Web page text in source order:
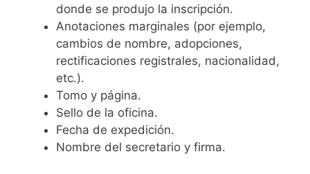
donde se produjo la inscripción.
Anotaciones marginales (por ejemplo,
cambios de nombre, adopciones,
rectificaciones registrales, nacionalidad,
etc.).
Tomo y página.
Sello de la oficina.
Fecha de expedición.
Nombre del secretario y firma.